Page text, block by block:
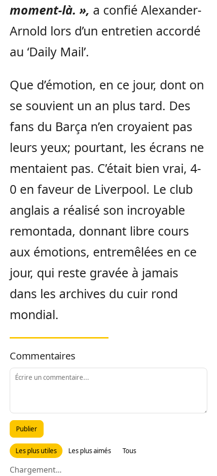
moment-là. », a confié Alexander-
Arnold lors d’un entretien accordé
au ‘Daily Mail’.
Que d’émotion, en ce jour, dont on
se souvient un an plus tard. Des
fans du Barça n’en croyaient pas
leurs yeux; pourtant, les écrans ne
mentaient pas. C’était bien vrai, 4-
0 en faveur de Liverpool. Le club
anglais a réalisé son incroyable
remontada, donnant libre cours
aux émotions, entremêlées en ce
jour, qui reste gravée à jamais
dans les archives du cuir rond
mondial.
Commentaires
Publier
Les plus utiles Les plus aimés Tous
Chargement...